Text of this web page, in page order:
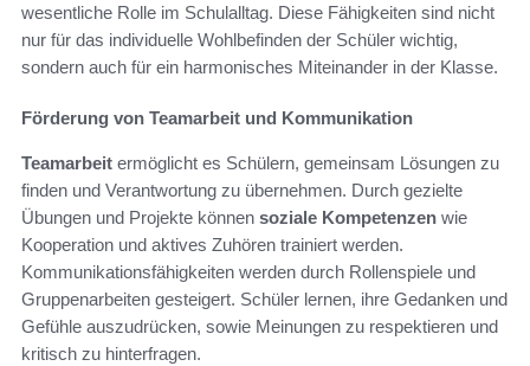
wesentliche Rolle im Schulalltag. Diese Fähigkeiten sind nicht
nur für das individuelle Wohlbefinden der Schüler wichtig,
sondern auch für ein harmonisches Miteinander in der Klasse.
Förderung von Teamarbeit und Kommunikation
Teamarbeit ermöglicht es Schülern, gemeinsam Lösungen zu
finden und Verantwortung zu übernehmen. Durch gezielte
Übungen und Projekte können soziale Kompetenzen wie
Kooperation und aktives Zuhören trainiert werden.
Kommunikationsfähigkeiten werden durch Rollenspiele und
Gruppenarbeiten gesteigert. Schüler lernen, ihre Gedanken und
Gefühle auszudrücken, sowie Meinungen zu respektieren und
kritisch zu hinterfragen.